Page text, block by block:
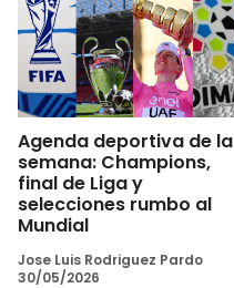
Agenda deportiva de la
semana: Champions,
final de Liga y
selecciones rumbo al
Mundial
Jose Luis Rodriguez Pardo
30/05/2026